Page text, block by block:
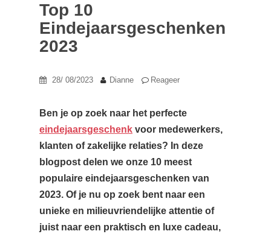
Top 10
Eindejaarsgeschenken
2023
28/ 08/2023 Dianne Reageer
Ben je op zoek naar het perfecte
eindejaarsgeschenk voor medewerkers,
klanten of zakelijke relaties? In deze
blogpost delen we onze 10 meest
populaire eindejaarsgeschenken van
2023. Of je nu op zoek bent naar een
unieke en milieuvriendelijke attentie of
juist naar een praktisch en luxe cadeau,